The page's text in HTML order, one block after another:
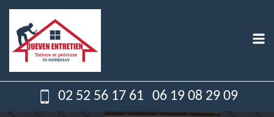
02 52 56 17 61 06 19 08 29 09